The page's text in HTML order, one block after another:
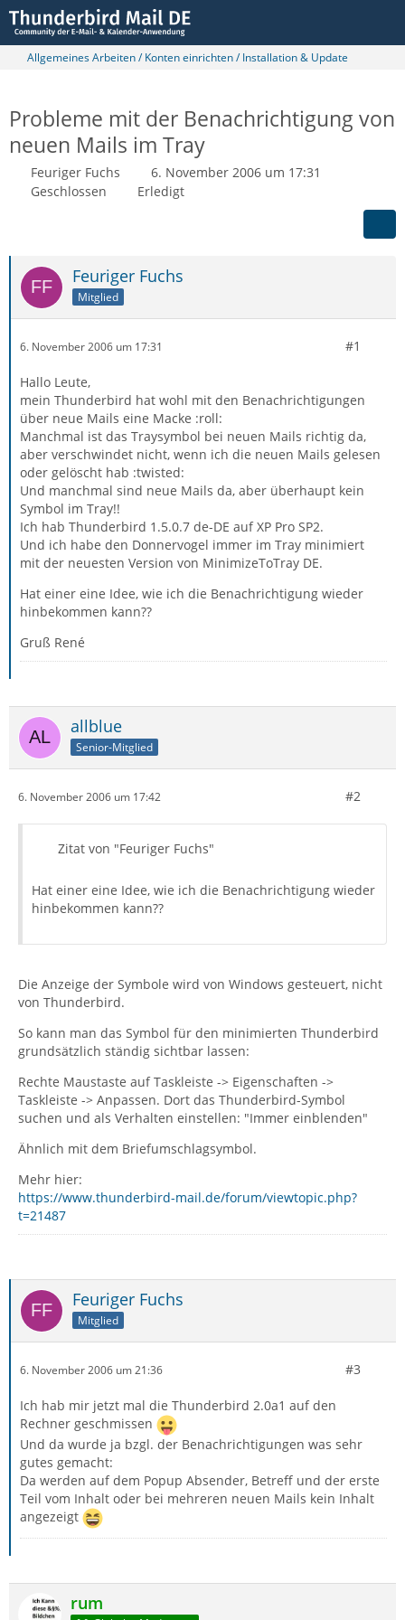
Allgemeines Arbeiten / Konten einrichten / Installation & Update
Probleme mit der Benachrichtigung von
neuen Mails im Tray
Feuriger Fuchs
6. November 2006 um 17:31
Geschlossen
Erledigt
Feuriger Fuchs
Mitglied
6. November 2006 um 17:31 #1
Hallo Leute,
mein Thunderbird hat wohl mit den Benachrichtigungen
über neue Mails eine Macke :roll:
Manchmal ist das Traysymbol bei neuen Mails richtig da,
aber verschwindet nicht, wenn ich die neuen Mails gelesen
oder gelöscht hab :twisted:
Und manchmal sind neue Mails da, aber überhaupt kein
Symbol im Tray!!
Ich hab Thunderbird 1.5.0.7 de-DE auf XP Pro SP2.
Und ich habe den Donnervogel immer im Tray minimiert
mit der neuesten Version von MinimizeToTray DE.
Hat einer eine Idee, wie ich die Benachrichtigung wieder
hinbekommen kann??
Gruß René
allblue
Senior-Mitglied
6. November 2006 um 17:42 #2
Zitat von "Feuriger Fuchs"
Hat einer eine Idee, wie ich die Benachrichtigung wieder
hinbekommen kann??
Die Anzeige der Symbole wird von Windows gesteuert, nicht
von Thunderbird.
So kann man das Symbol für den minimierten Thunderbird
grundsätzlich ständig sichtbar lassen:
Rechte Maustaste auf Taskleiste -> Eigenschaften ->
Taskleiste -> Anpassen. Dort das Thunderbird-Symbol
suchen und als Verhalten einstellen: "Immer einblenden"
Ähnlich mit dem Briefumschlagsymbol.
Mehr hier:
https://www.thunderbird-mail.de/forum/viewtopic.php?
t=21487
Feuriger Fuchs
Mitglied
6. November 2006 um 21:36 #3
Ich hab mir jetzt mal die Thunderbird 2.0a1 auf den
Rechner geschmissen
Und da wurde ja bzgl. der Benachrichtigungen was sehr
gutes gemacht:
Da werden auf dem Popup Absender, Betreff und der erste
Teil vom Inhalt oder bei mehreren neuen Mails kein Inhalt
angezeigt
rum